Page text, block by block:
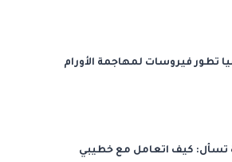
تطور فيروسات لمهاجمة الأورام
تسأل: كيف اتعامل مع خطيبي